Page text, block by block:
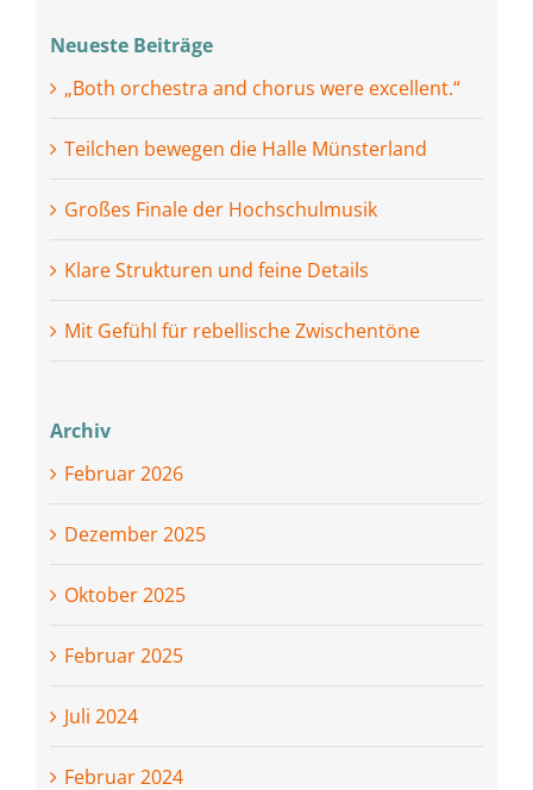
Neueste Beiträge
„Both orchestra and chorus were excellent.“
Teilchen bewegen die Halle Münsterland
Großes Finale der Hochschulmusik
Klare Strukturen und feine Details
Mit Gefühl für rebellische Zwischentöne
Archiv
Februar 2026
Dezember 2025
Oktober 2025
Februar 2025
Juli 2024
Februar 2024